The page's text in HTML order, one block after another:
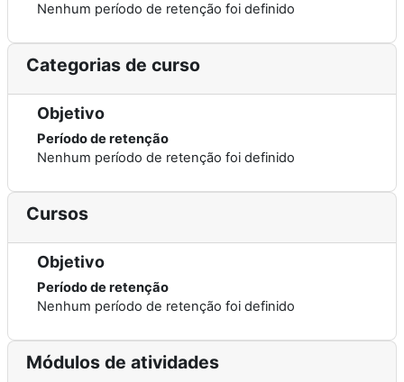
Nenhum período de retenção foi definido
Categorias de curso
Objetivo
Período de retenção
Nenhum período de retenção foi definido
Cursos
Objetivo
Período de retenção
Nenhum período de retenção foi definido
Módulos de atividades